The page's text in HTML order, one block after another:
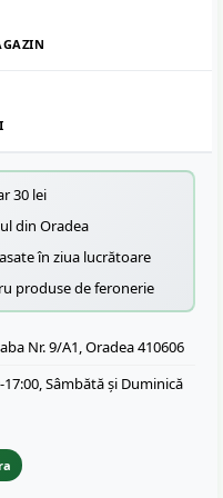
30 lei
din Oradea
în ziua lucrătoare
produse de feronerie
Nr. 9/A1, Oradea 410606
Sâmbătă și Duminică